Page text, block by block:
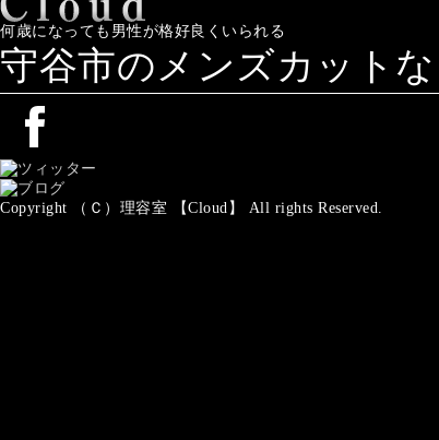
何歳になっても男性が格好良くいられる
守谷市のメンズカットな
Copyright （Ｃ）理容室 【Cloud】 All rights Reserved.